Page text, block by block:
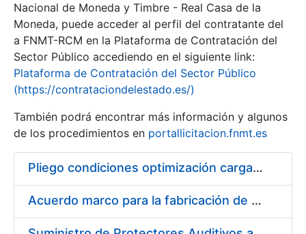
Mostra/Amaga
Nacional de Moneda y Timbre - Real Casa de la
Moneda, puede acceder al perfil del contratante del
a FNMT-RCM en la Plataforma de Contratación del
Sector Público accediendo en el siguiente link:
Plataforma de Contratación del Sector Público
(https://contrataciondelestado.es/)
También podrá encontrar más información y algunos
de los procedimientos en portallicitacion.fnmt.es
Pliego condiciones optimización cargas compras firmado
Acuerdo marco para la fabricación de piezas